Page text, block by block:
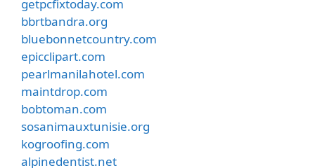
getpcfixtoday.com
bbrtbandra.org
bluebonnetcountry.com
epicclipart.com
pearlmanilahotel.com
maintdrop.com
bobtoman.com
sosanimauxtunisie.org
kogroofing.com
alpinedentist.net